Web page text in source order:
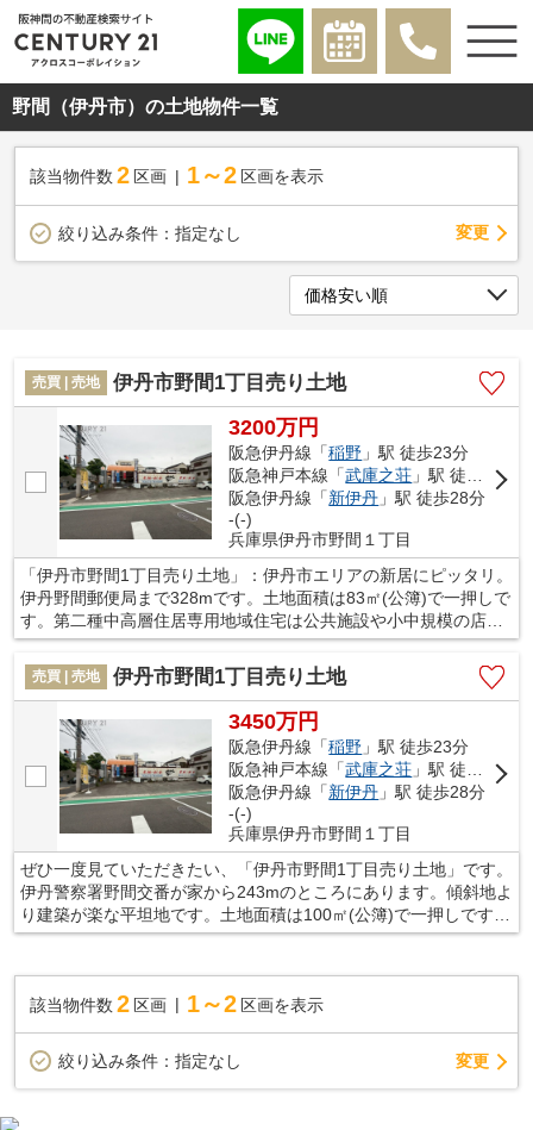
野間（伊丹市）の土地物件一覧
該当物件数 2 区画 1～2 区画を表示
絞り込み条件： 指定なし 変更
売買 | 売地 伊丹市野間1丁目売り土地
3200万円
阪急伊丹線「稲野 」駅 徒歩23分
阪急神戸本線「武庫之荘 」駅 徒歩27分
阪急伊丹線「新伊丹 」駅 徒歩28分
-(-)
兵庫県伊丹市野間１丁目
「伊丹市野間1丁目売り土地」：伊丹市エリアの新居にピッタリ。
伊丹野間郵便局まで328mです。土地面積は83㎡(公簿)で一押しで
す。第二種中高層住居専用地域住宅は公共施設や小中規模の店舗
が混在する街並みを形成し、生活に必要な施設が整っている傾向
にあります。不動産探しから購入、そしてアフターフォローまで
当社が親切丁寧にサポートいたします。地元のことを知り尽くし
ているスタッフの揃う当社へぜひお任せください。ご連絡をお待
ちしております。
売買 | 売地 伊丹市野間1丁目売り土地
3450万円
阪急伊丹線「稲野 」駅 徒歩23分
阪急神戸本線「武庫之荘 」駅 徒歩27分
阪急伊丹線「新伊丹 」駅 徒歩28分
-(-)
兵庫県伊丹市野間１丁目
ぜひ一度見ていただきたい、「伊丹市野間1丁目売り土地」です。
伊丹警察署野間交番が家から243mのところにあります。傾斜地よ
り建築が楽な平坦地です。土地面積は100㎡(公簿)で一押しです。
不動産探しにおいて、専門知識がないからと疑問や不安をそのま
ーとし、お客様にご納得いただける住まい探しのお手伝いをして
おります。
該当物件数 2 区画 1～2 区画を表示
絞り込み条件： 指定なし 変更